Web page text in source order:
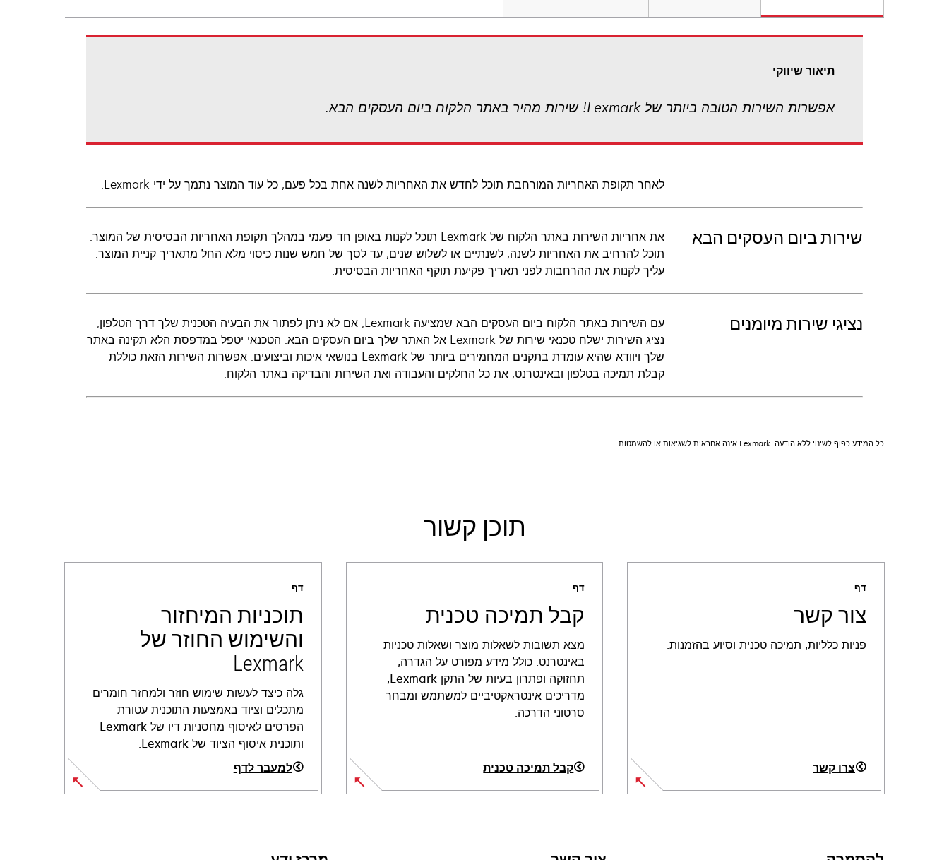
תיאור שיווקי
אפשרות השירות הטובה ביותר של Lexmark! שירות מהיר באתר הלקוח ביום העסקים הבא.
לאחר תקופת האחריות המורחבת תוכל לחדש את האחריות לשנה אחת בכל פעם, כל עוד המוצר נתמך על ידי Lexmark.
שירות ביום העסקים הבא
את אחריות השירות באתר הלקוח של Lexmark תוכל לקנות באופן חד-פעמי במהלך תקופת האחריות הבסיסית של המוצר.
תוכל להרחיב את האחריות לשנה, לשנתיים או לשלוש שנים, עד לסך של חמש שנות כיסוי מלא החל מתאריך קניית המוצר.
עליך לקנות את ההרחבות לפני תאריך פקיעת תוקף האחריות הבסיסית.
נציגי שירות מיומנים
עם השירות באתר הלקוח ביום העסקים הבא שמציעה Lexmark, אם לא ניתן לפתור את הבעיה הטכנית שלך דרך הטלפון,
נציג השירות ישלח טכנאי שירות של Lexmark אל האתר שלך ביום העסקים הבא. הטכנאי יטפל במדפסת הלא תקינה באתר
שלך ויוודא שהיא עומדת בתקנים המחמירים ביותר של Lexmark בנושאי איכות וביצועים. אפשרות השירות הזאת כוללת
קבלת תמיכה בטלפון ובאינטרנט, את כל החלקים והעבודה ואת השירות והבדיקה באתר הלקוח.
כל המידע כפוף לשינוי ללא הודעה. Lexmark אינה אחראית לשגיאות או להשמטות.
תוכן קשור
דף
צור קשר
פניות כלליות, תמיכה טכנית וסיוע בהזמנות.
צרו קשר
דף
קבל תמיכה טכנית
מצא תשובות לשאלות מוצר ושאלות טכניות
באינטרנט. כולל מידע מפורט על הגדרה,
תחזוקה ופתרון בעיות של התקן Lexmark,
מדריכים אינטראקטיביים למשתמש ומבחר
סרטוני הדרכה.
קבל תמיכה טכנית
opens
דף
תוכניות המיחזור
והשימוש החוזר של
Lexmark
גלה כיצד לעשות שימוש חוזר ולמחזר חומרים
מתכלים וציוד באמצעות התוכנית עטורת
הפרסים לאיסוף מחסניות דיו של Lexmark
ותוכנית איסוף הציוד של Lexmark.
למעבר לדף